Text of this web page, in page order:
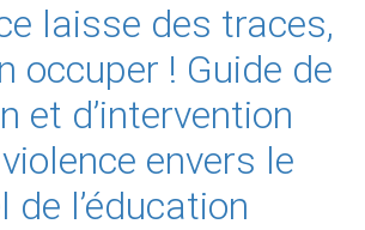
laisse des traces,
occuper ! Guide de
et d’intervention
envers le
de l’éducation